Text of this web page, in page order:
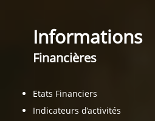
Informations
Financières
Etats Financiers
Indicateurs d’activités